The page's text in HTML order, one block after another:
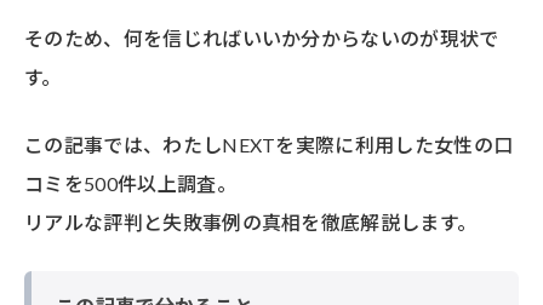
そのため、何を信じればいいか分からないのが現状で
す。
この記事では、わたしNEXTを実際に利用した女性の口
コミを500件以上調査。
リアルな評判と失敗事例の真相を徹底解説します。